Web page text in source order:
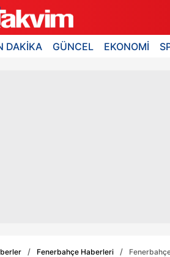
DAKİKA GÜNCEL EKONOMİ
Fenerbahçe Haberleri